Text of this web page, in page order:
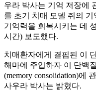
우라 박사는 기억 저장에
를 초기 치매 모델 쥐의 기
기억력을 회복시키는 데
시간) 보도했다.
치매환자에게 결핍된 이
해마에 주입하자 이 단백
(memory consolidation)에
사우라 박사는 밝혔다.